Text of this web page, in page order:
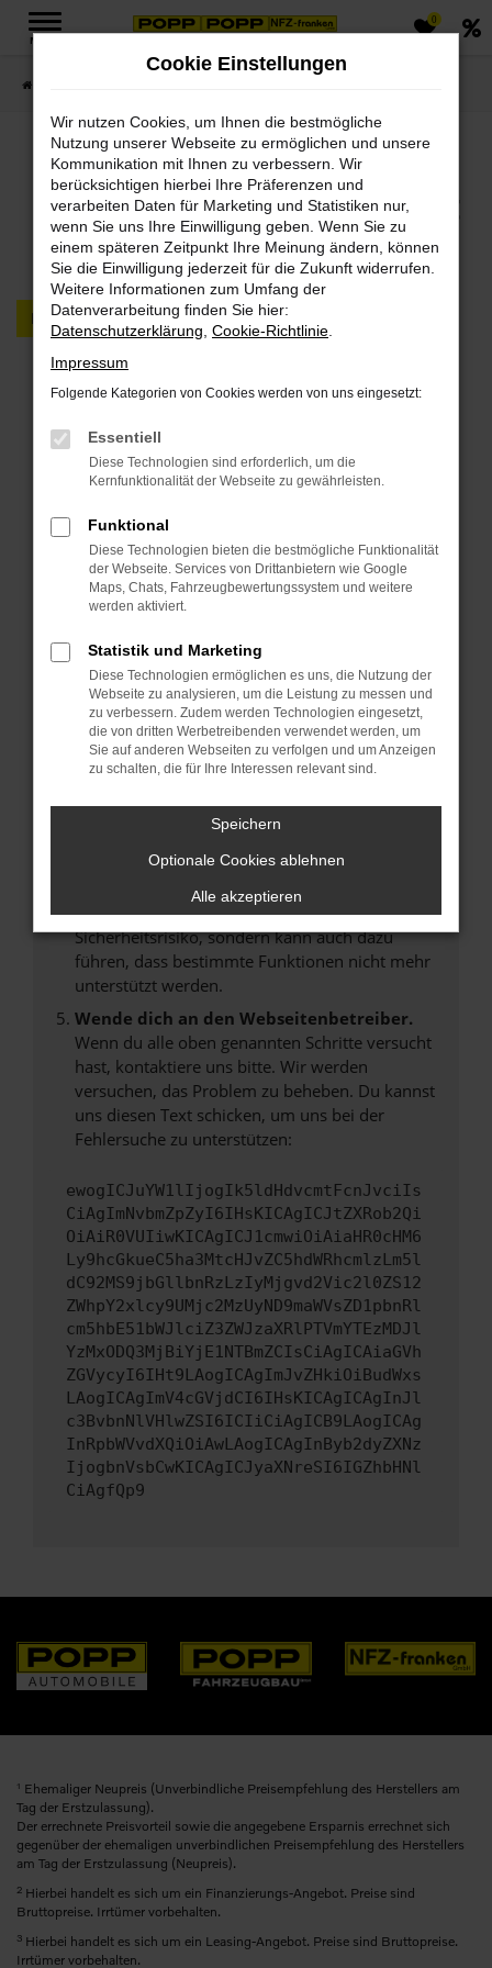
Zum
MENÜ
0
Jetzt PKWs & LKWs in
unserem Fahrzeugmarkt
finden
PKW LKW
Fehler: Network Error
Beim Laden ist ein Fehler aufgetreten.
Hier sind ein paar Tipps, die dir helfen können:
Internetverbindung.
Laden andere Webseiten, zum Beispiel deine
Suchmaschine?
Prüfe deine Browsererweiterungen.
können das Laden bestimmter Seiten
verhindern. Funktioniert die Seite in einem
anderen Browser oder in einem privaten
Fenster?
Starte dein Gerät neu.
Probleme zu beheben.
Betriebssystem auf dem neuesten Stand
Veraltete Software birgt nicht nur ein
Sicherheitsrisiko, sondern kann auch dazu
führen, dass bestimmte Funktionen nicht mehr
unterstützt werden.
Wende dich an den Webseitenbetreiber.
Wenn du alle oben genannten Schritte versucht
hast, kontaktiere uns bitte. Wir werden
versuchen, das Problem zu beheben. Du kannst
uns diesen Text schicken, um uns bei der
Fehlersuche zu unterstützen:
ewogICJuYW1lIjogIk5ldHdvcmtFcnJvciIs
CiAgImNvbmZpZyI6IHsKICAgICJtZXRob2Qi
OiAiR0VUIiwKICAgICJ1cmwiOiAiaHR0cHM6
Ly9hcGkueC5ha3MtcHJvZC5hdWRhcmlzLm5l
dC92MS9jbGllbnRzLzIyMjgvd2Vic2l0ZS12
ZWhpY2xlcy9UMjc2MzUyND9maWVsZD1pbnRl
cm5hbE51bWJlciZ3ZWJzaXRlPTVmYTEzMDJl
YzMxODQ3MjBiYjE1NTBmZCIsCiAgICAiaGVh
ZGVycyI6IHt9LAogICAgImJvZHkiOiBudWxs
LAogICAgImV4cGVjdCI6IHsKICAgICAgInJl
c3BvbnNlVHlwZSI6ICIiCiAgICB9LAogICAg
InRpbWVvdXQiOiAwLAogICAgInByb2dyZXNz
IjogbnVsbCwKICAgICJyaXNreSI6IGZhbHNl
CiAgfQp9
1 Ehemaliger Neupreis (Unverbindliche Preisempfehlung des Herstellers am
Tag der Erstzulassung).
Der errechnete Preisvorteil sowie die angegebene Ersparnis errechnet sich
gegenüber der ehemaligen unverbindlichen Preisempfehlung des Herstellers
am Tag der Erstzulassung (Neupreis).
2 Hierbei handelt es sich um ein Finanzierungs-Angebot. Preise sind
Bruttopreise. Irrtümer vorbehalten.
3 Hierbei handelt es sich um ein Leasing-Angebot. Preise sind Bruttopreise.
Irrtümer vorbehalten.
Cookie Einstellungen
Wir nutzen Cookies, um Ihnen die bestmögliche
Nutzung unserer Webseite zu ermöglichen und unsere
Kommunikation mit Ihnen zu verbessern. Wir
berücksichtigen hierbei Ihre Präferenzen und
verarbeiten Daten für Marketing und Statistiken nur,
wenn Sie uns Ihre Einwilligung geben. Wenn Sie zu
einem späteren Zeitpunkt Ihre Meinung ändern, können
Sie die Einwilligung jederzeit für die Zukunft widerrufen.
Weitere Informationen zum Umfang der
Datenverarbeitung finden Sie hier:
Datenschutzerklärung Cookie-Richtlinie
Impressum
Folgende Kategorien von Cookies werden von uns eingesetzt:
Essentiell
Diese Technologien sind erforderlich, um die
Kernfunktionalität der Webseite zu gewährleisten.
Funktional
Diese Technologien bieten die bestmögliche Funktionalität
der Webseite. Services von Drittanbietern wie Google
Maps, Chats, Fahrzeugbewertungssystem und weitere
werden aktiviert.
Statistik und Marketing
Diese Technologien ermöglichen es uns, die Nutzung der
Webseite zu analysieren, um die Leistung zu messen und
zu verbessern. Zudem werden Technologien eingesetzt,
die von dritten Werbetreibenden verwendet werden, um
Sie auf anderen Webseiten zu verfolgen und um Anzeigen
zu schalten, die für Ihre Interessen relevant sind.
Speichern
Optionale Cookies ablehnen
Alle akzeptieren